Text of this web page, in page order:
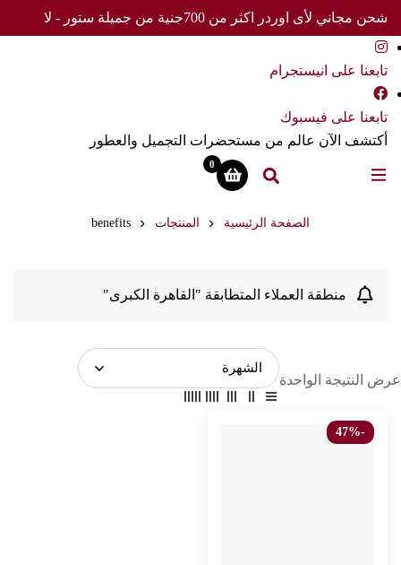
شحن مجاني لأى اوردر اكثر من 700جنية من جميلة ستور - لا
تفوت العرض
تابعنا على انيستجرام
تابعنا على فيسبوك
أكتشف الآن عالم من مستحضرات التجميل والعطور
0
الصفحة الرئيسية المنتجات benefits
منطقة العملاء المتطابقة "القاهرة الكبرى"
عرض النتيجة الواحدة
-47%